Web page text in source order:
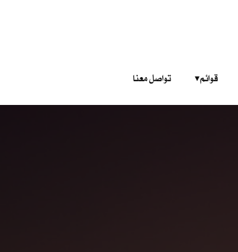
قوائم‎ ‎ ‎ ‎ تواصل معنا